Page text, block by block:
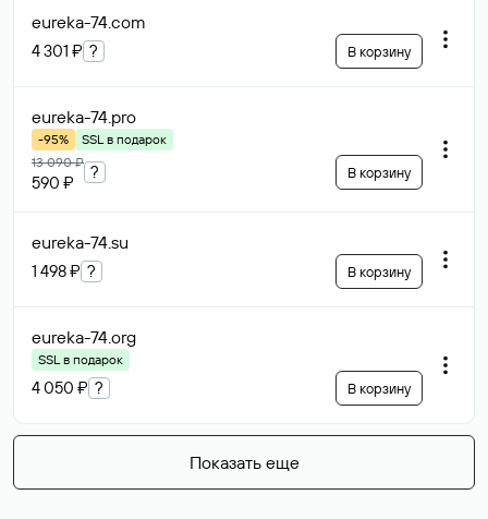
eureka-74.com
4 301 ₽ ? В корзину
eureka-74.pro
-95%
SSL в подарок
13 090 ₽
590 ₽
? В корзину
eureka-74.su
1 498 ₽ ? В корзину
eureka-74.org
SSL в подарок
4 050 ₽ ? В корзину
Показать еще